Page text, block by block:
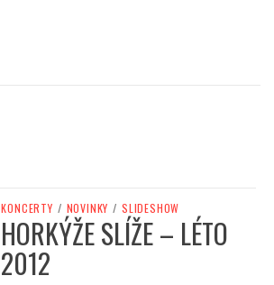
KONCERTY / NOVINKY / SLIDESHOW
HORKÝŽE SLÍŽE – LÉTO
2012